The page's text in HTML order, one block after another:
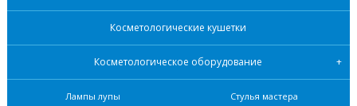
Косметологические кушетки
Косметологическое оборудование
Лампы лупы Стулья мастера